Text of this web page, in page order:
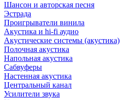
Шансон и авторская песня
Эстрада
Проигрыватели винила
Акустика и hi-fi аудио
Акустические системы (акустика)
Полочная акустика
Напольная акустика
Сабвуферы
Настенная акустика
Центральный канал
Усилители звука